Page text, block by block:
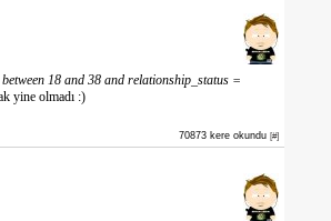
18 and 38 and relationship_status =
yine olmadı :)
70873 kere okundu [#]